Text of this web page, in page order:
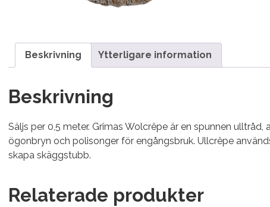
Beskrivning Ytterligare information
Beskrivning
Säljs per 0,5 meter. Grimas Wolcrêpe är en spunnen ulltråd,
ögonbryn och polisonger för engångsbruk. Ullcrêpe
skapa skäggstubb.
Relaterade produkter